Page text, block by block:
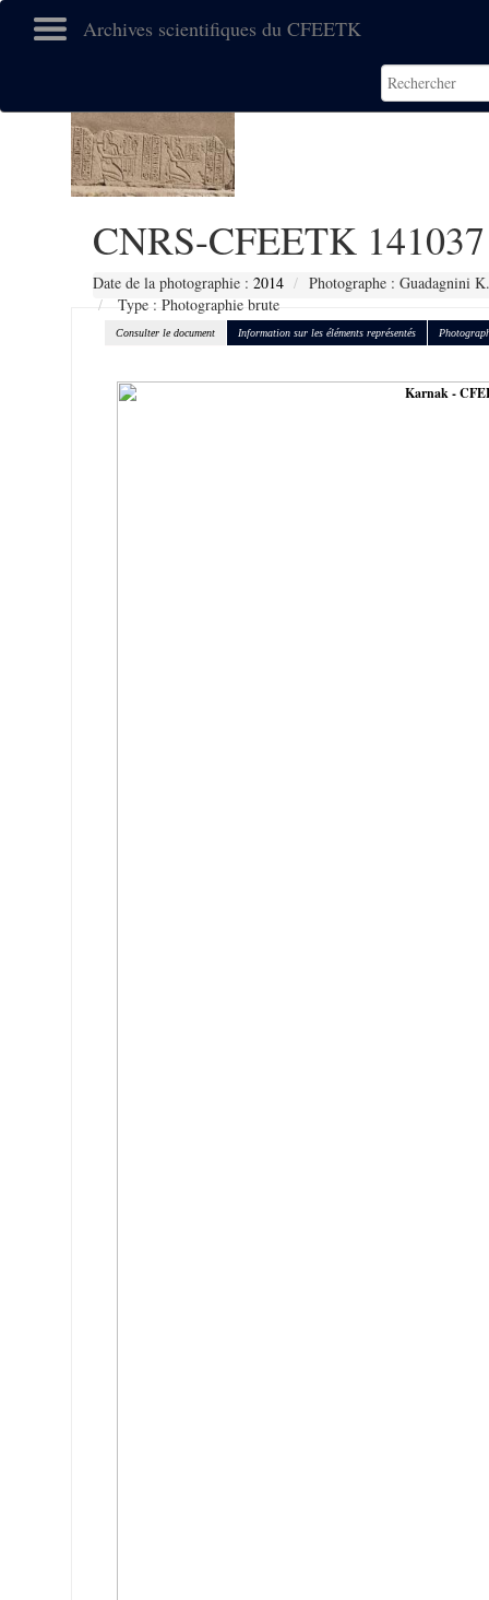
Archives scientifiques du CFEETK
CNRS-CFEETK 141037
Date de la photographie : 2014
Photographe : Guadagnini K.
Type : Photographie brute
Consulter le document Information sur les éléments représentés